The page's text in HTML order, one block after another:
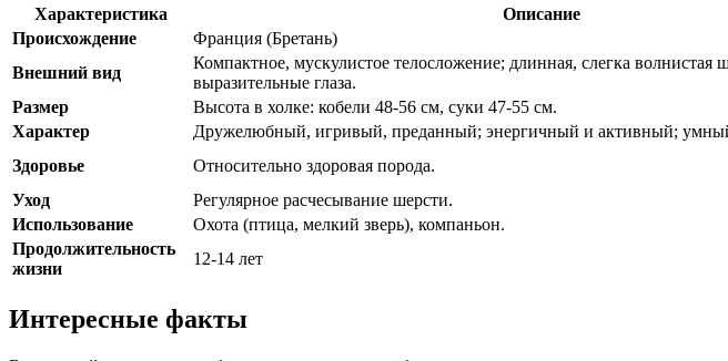
Характеристика Описание
Происхождение
Франция (Бретань)
Внешний вид
Компактное, мускулистое телосложение; длинная, слегка волнистая
выразительные глаза.
Размер
Высота в холке: кобели 48-56 см, суки 47-55 см.
Характер
Дружелюбный, игривый, преданный; энергичный и активный;
Здоровье
Относительно здоровая порода.
Уход
Регулярное расчесывание шерсти.
Использование
Охота (птица, мелкий зверь), компаньон.
Продолжительность
жизни
12-14 лет
Интересные факты